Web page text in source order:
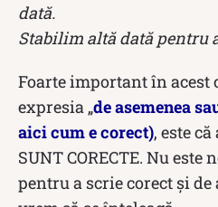
dată.
Stabilim altă dată pentru
Foarte important în acest
expresia „de asemenea
aici cum e corect), este
SUNT CORECTE. Nu este
pentru a scrie corect și de